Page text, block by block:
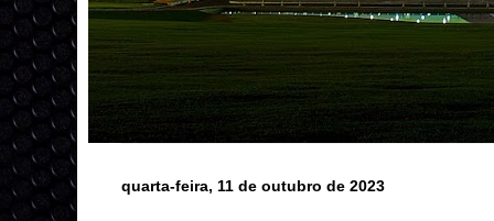
quarta-feira, 11 de outubro de 2023